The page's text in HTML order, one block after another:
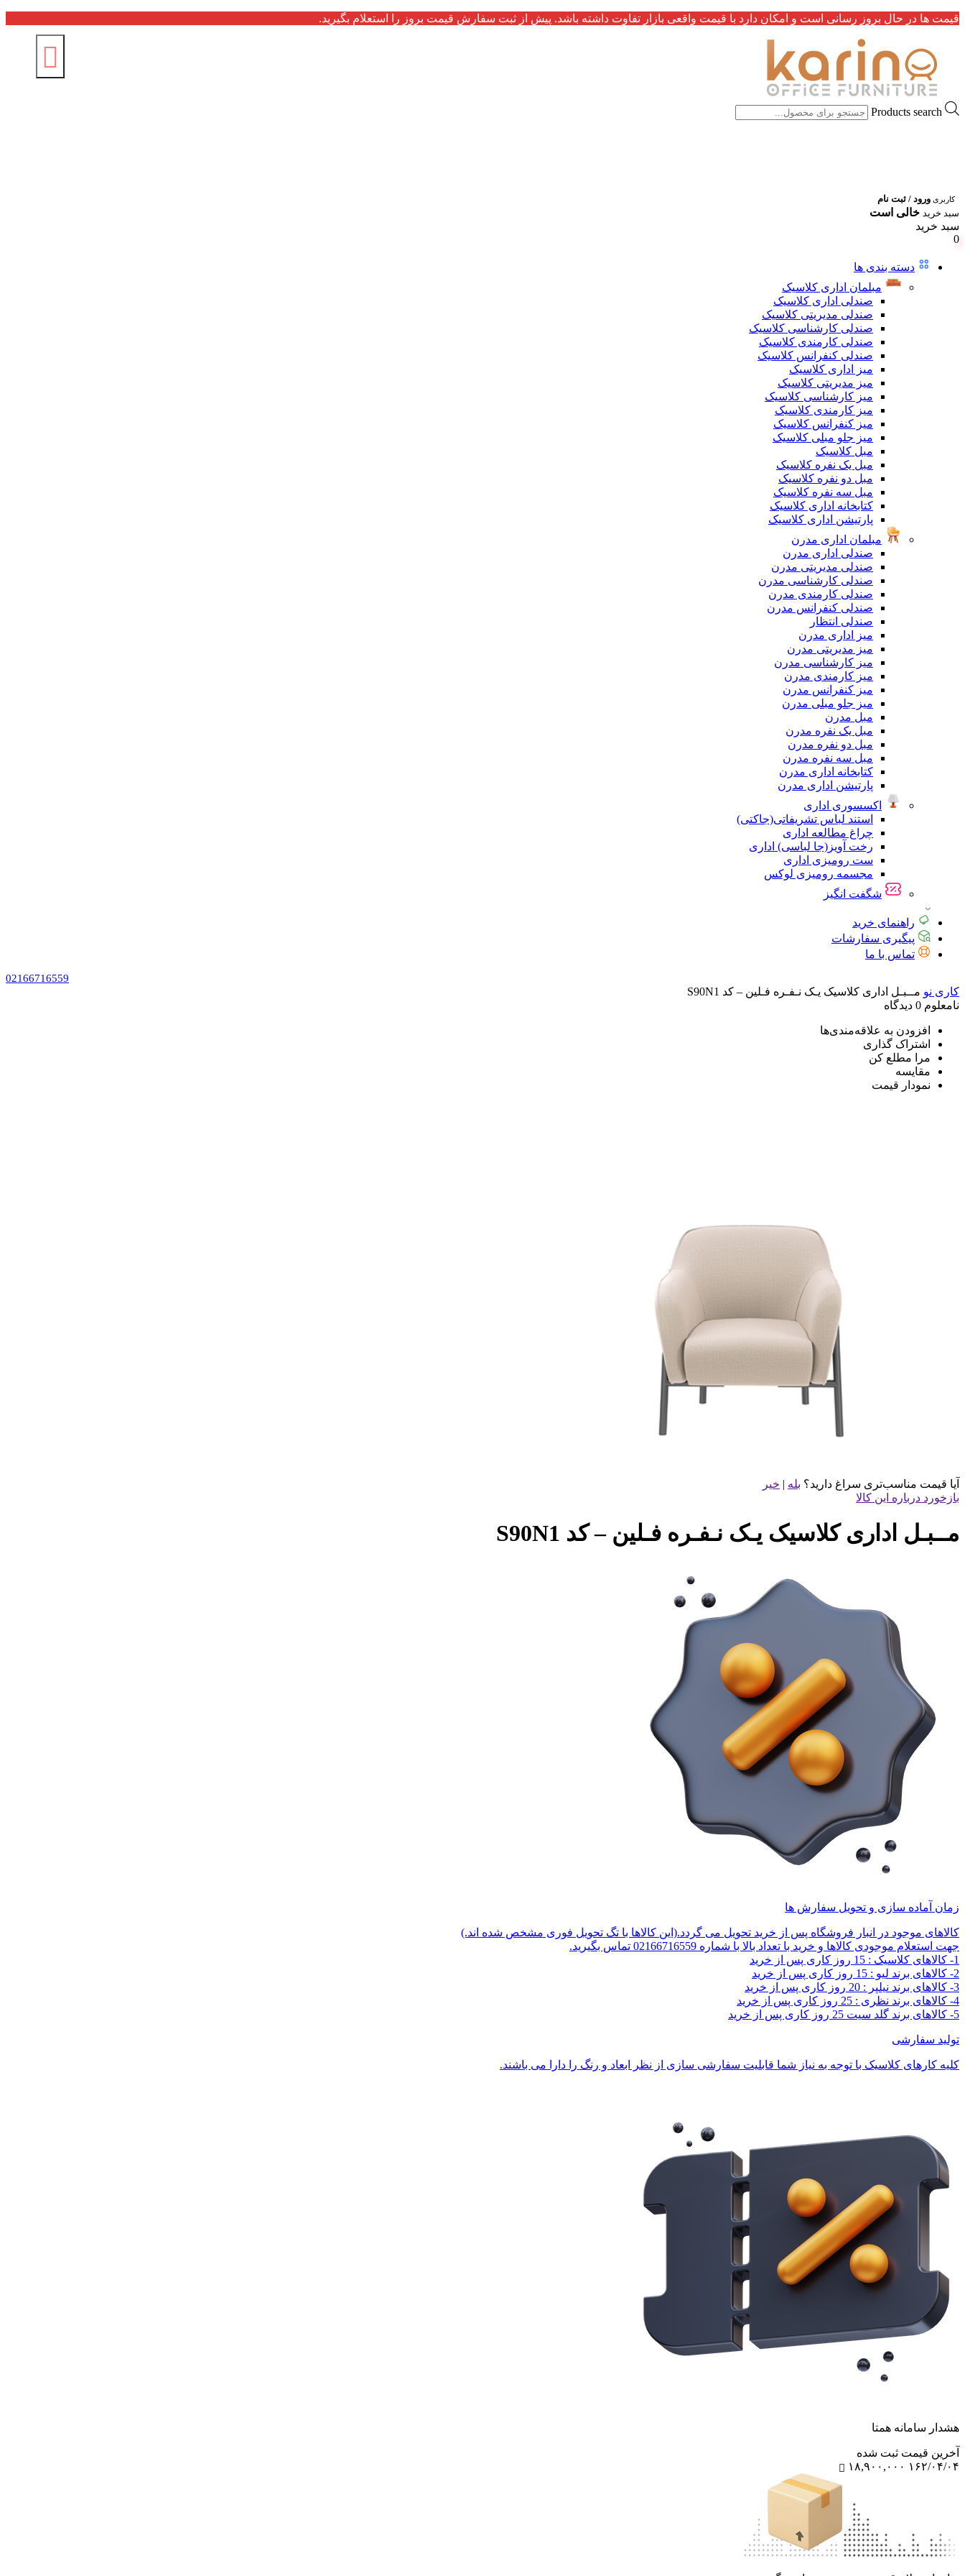
قیمت ها در حال بروز رسانی است و امکان دارد با قیمت واقعی بازار تفاوت داشته باشد. پیش از ثبت سفارش قیمت بروز را استعلام بگیرید.
Products search
کاربری ورود / ثبت نام
سبد خرید خالی است
سبد خرید
0
دسته بندی ها
مبلمان اداری کلاسیک
صندلی اداری کلاسیک
صندلی مدیریتی کلاسیک
صندلی کارشناسی کلاسیک
صندلی کارمندی کلاسیک
صندلی کنفرانس کلاسیک
میز اداری کلاسیک
میز مدیریتی کلاسیک
میز کارشناسی کلاسیک
میز کارمندی کلاسیک
میز کنفرانس کلاسیک
میز جلو مبلی کلاسیک
مبل کلاسیک
مبل یک نفره کلاسیک
مبل دو نفره کلاسیک
مبل سه نفره کلاسیک
کتابخانه اداری کلاسیک
پارتیشن اداری کلاسیک
مبلمان اداری مدرن
صندلی اداری مدرن
صندلی مدیریتی مدرن
صندلی کارشناسی مدرن
صندلی کارمندی مدرن
صندلی کنفرانس مدرن
صندلی انتظار
میز اداری مدرن
میز مدیریتی مدرن
میز کارشناسی مدرن
میز کارمندی مدرن
میز کنفرانس مدرن
میز جلو مبلی مدرن
مبل مدرن
مبل یک نفره مدرن
مبل دو نفره مدرن
مبل سه نفره مدرن
کتابخانه اداری مدرن
پارتیشن اداری مدرن
اکسسوری اداری
استند لباس تشریفاتی(جاکتی)
چراغ مطالعه اداری
رخت آویز(جا لباسی) اداری
ست رومیزی اداری
مجسمه رومیزی لوکس
شگفت انگیز
راهنمای خرید
پیگیری سفارشات
تماس با ما
02166716559
کاری نو مــبـل اداری کلاسیک یـک نـفـره فـلین – کد S90N1
نامعلوم 0 دیدگاه
افزودن به علاقه‌مندی‌ها
اشتراک گذاری
مرا مطلع کن
مقایسه
نمودار قیمت
آیا قیمت مناسب‌تری سراغ دارید؟ بله | خیر
بازخورد درباره این کالا
مــبـل اداری کلاسیک یـک نـفـره فـلین – کد S90N1
زمان آماده سازی و تحویل سفارش ها
کالاهای موجود در انبار فروشگاه پس از خرید تحویل می گردد.(این کالاها با تگ تحویل فوری مشخص شده اند.)
جهت استعلام موجودی کالاها و خرید با تعداد بالا با شماره 02166716559 تماس بگیرید.
1- کالاهای کلاسیک : 15 روز کاری پس از خرید
2- کالاهای برند لیو : 15 روز کاری پس از خرید
3- کالاهای برند نیلپر : 20 روز کاری پس از خرید
4- کالاهای برند نظری : 25 روز کاری پس از خرید
5- کالاهای برند گلد سیت 25 روز کاری پس از خرید
تولید سفارشی
کلیه کارهای کلاسیک با توجه به نیاز شما قابلیت سفارشی سازی از نظر ابعاد و رنگ را دارا می باشند.
هشدار سامانه همتا
آخرین‌ قیمت ثبت‌ شده
۱۶۲/۰۴/۰۴ ۱۸,۹۰۰,۰۰۰